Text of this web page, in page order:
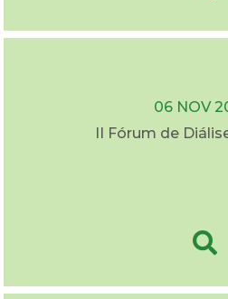
06 NOV
II Fórum de